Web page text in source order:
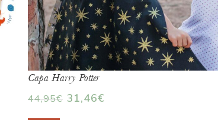
Capa Harry Potter
44,95€ 31,46€